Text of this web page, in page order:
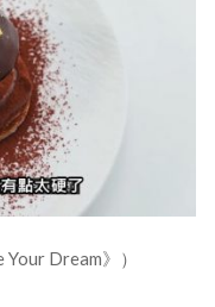
Dream》）